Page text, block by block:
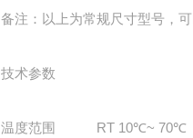
备注：以上为常规尺寸型号，可
技术参数
温度范围
RT 10℃~ 70℃